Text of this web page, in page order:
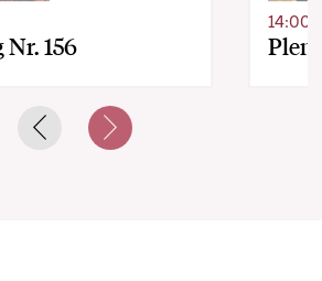
156
14:00
Previous slideNext slide